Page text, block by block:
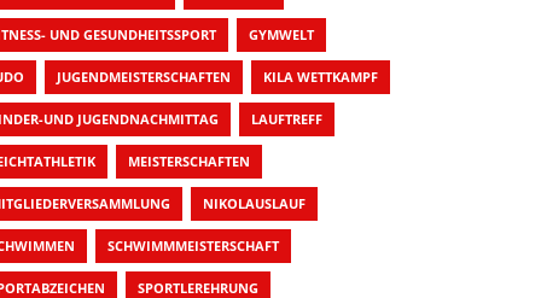
UND GESUNDHEITSSPORT GYMWELT
JUGENDMEISTERSCHAFTEN KILA WETTKAMPF
UND JUGENDNACHMITTAG LAUFTREFF
MEISTERSCHAFTEN
NIKOLAUSLAUF
SCHWIMMMEISTERSCHAFT
SPORTLEREHRUNG